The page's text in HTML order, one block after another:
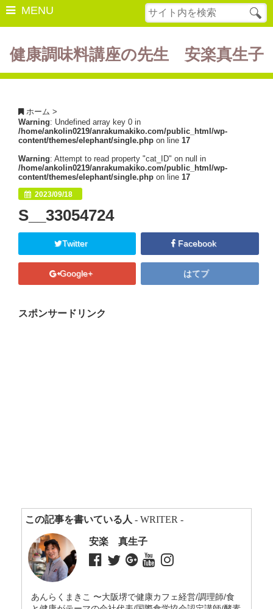
MENU
開催中の講座
ダイエット
レシピ
酵素ファスティング
断薬方法・体験談
プロフィール
健康調味料講座の先生 安楽真生子
ホーム >
Warning: Undefined array key 0 in
/home/ankolin0219/anrakumakiko.com/public_html/wp-
content/themes/elephant/single.php on line 17
Warning: Attempt to read property "cat_ID" on null in
/home/ankolin0219/anrakumakiko.com/public_html/wp-
content/themes/elephant/single.php on line 17
2023/09/18
S__33054724
Twitter Facebook
Google+ はてブ
スポンサードリンク
この記事を書いている人 - WRITER -
あんらくまきこ 〜大阪堺で健康カフェ経営/調理師/食
安楽 真生子